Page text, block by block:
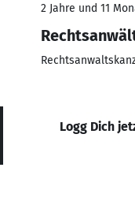
2 Jahre und 11
Logg Dich